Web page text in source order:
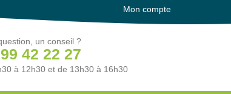
Mon compte
un conseil ?
42 22 27
à 12h30 et de 13h30 à 16h30